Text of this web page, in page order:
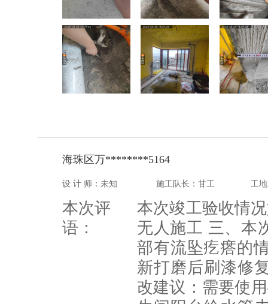
海珠区万********5164
设 计 师：未知 施工队长：甘工 工
本次评
语：
本次竣工验收情
无人施工 三、本
部有流坠疙瘩的
新打磨后刷漆修
改建议：需要使